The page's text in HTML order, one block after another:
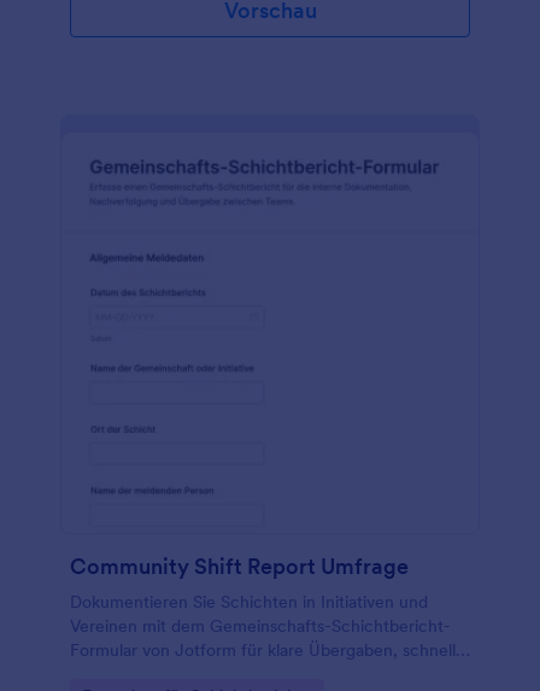
Vorschau
Community Shift Report Umfrage
Dokumentieren Sie Schichten in Initiativen und
Vereinen mit dem Gemeinschafts-Schichtbericht-
Formular von Jotform für klare Übergaben, schnelle